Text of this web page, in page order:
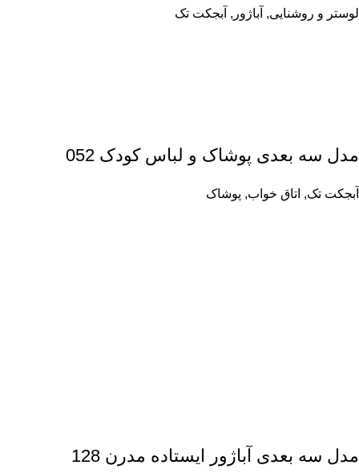
لوستر و روشنایی, آباژور , آبجکت تک
مدل سه بعدی پوشاک و لباس کودک 052
آبجکت تک, اتاق خواب, پوشاک
مدل سه بعدی آباژور ایستاده مدرن 128